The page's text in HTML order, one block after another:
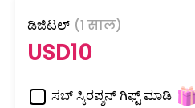
ಡಿಜಿಟಲ್ (1 साल)
USD10
ಸಬ್ ಸ್ಕಿರಪ್ಶನ್ ಗಿಫ್ಟ್ ಮಾಡಿ